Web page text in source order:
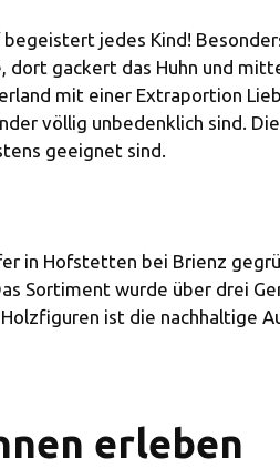
jedes Kind!
gackert das Huhn und
mit einer Extraportion
völlig unbedenklich sind.
geeignet sind.
in Hofstetten bei Brienz
Sortiment wurde über drei
ist die nachhaltige
erleben